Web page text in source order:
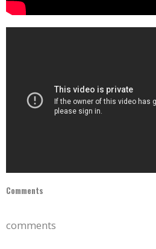
Comments
comments